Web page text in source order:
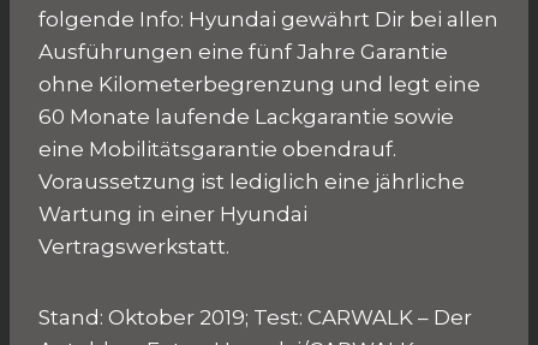
folgende Info: Hyundai gewährt Dir bei allen
Ausführungen eine fünf Jahre Garantie
ohne Kilometerbegrenzung und legt eine
60 Monate laufende Lackgarantie sowie
eine Mobilitätsgarantie obendrauf.
Voraussetzung ist lediglich eine jährliche
Wartung in einer Hyundai
Vertragswerkstatt.
Stand: Oktober 2019; Test: CARWALK – Der